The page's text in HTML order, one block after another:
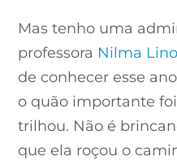
Mas tenho uma
professora Nilma
de conhecer esse
o quão importante
trilhou. Não é
que ela roçou o